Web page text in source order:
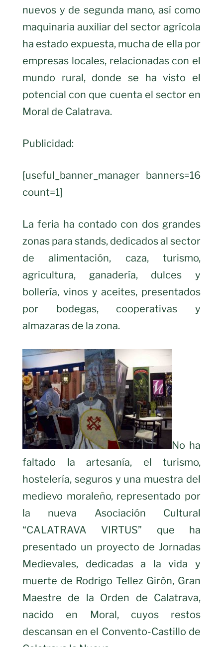
nuevos y de segunda mano, así como
maquinaria auxiliar del sector agrícola
ha estado expuesta, mucha de ella por
empresas locales, relacionadas con el
mundo rural, donde se ha visto el
potencial con que cuenta el sector en
Moral de Calatrava.
Publicidad:
[useful_banner_manager banners=16
count=1]
La feria ha contado con dos grandes
zonas para stands, dedicados al sector
de alimentación, caza, turismo,
agricultura, ganadería, dulces y
bollería, vinos y aceites, presentados
por bodegas, cooperativas y
almazaras de la zona.
No ha
faltado la artesanía, el turismo,
hostelería, seguros y una muestra del
medievo moraleño, representado por
la nueva Asociación Cultural
“CALATRAVA VIRTUS” que ha
presentado un proyecto de Jornadas
Medievales, dedicadas a la vida y
muerte de Rodrigo Tellez Girón, Gran
Maestre de la Orden de Calatrava,
nacido en Moral, cuyos restos
descansan en el Convento-Castillo de